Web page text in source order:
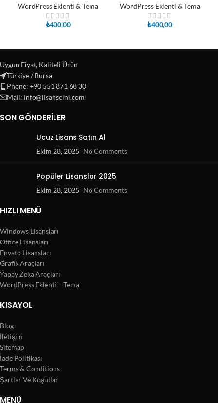
WordPress Eklenti & Tema
₺400,00
WordPress Eklenti & Tema
₺400,00
Uygun Fiyat, Kaliteli Ürün
Türkiye / Bursa
Phone: +90 551 871 68 30
Mail: info@lisanscini.com
SON GÖNDERILER
Ucuz Lisans Satın Al
Ekim 28, 2025 No Comments
Popüler Lisanslar 2025
Ekim 28, 2025 No Comments
HIZLI MENÜ
Windows Lisansları
Office Lisansları
Envato Lisansları
Grafik Araçları
Yapay Zeka Araçları
WordPress Eklenti – Tema
KISAYOL
Blog
İletişim
Sitemap
İade Politikası
Terms & Conditions
Şartlar Ve Koşullar
MENÜ